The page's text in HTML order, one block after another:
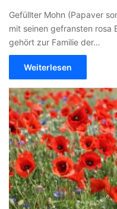
Gefüllter Mohn (Papaver
mit seinen gefransten rosa
gehört zur Familie der…
Weiterlesen